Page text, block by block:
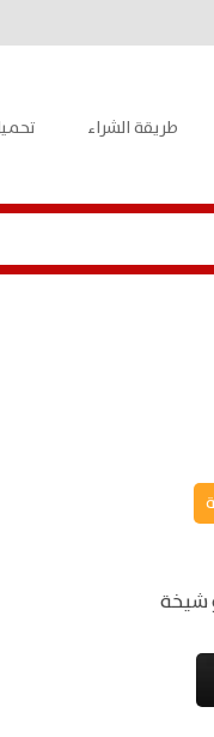
طريقة الشراء
شيخة